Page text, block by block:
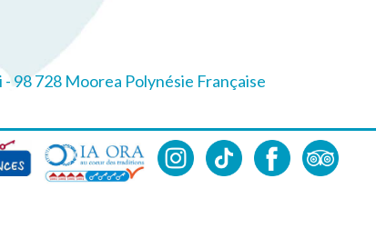
98 728 Moorea Polynésie Française